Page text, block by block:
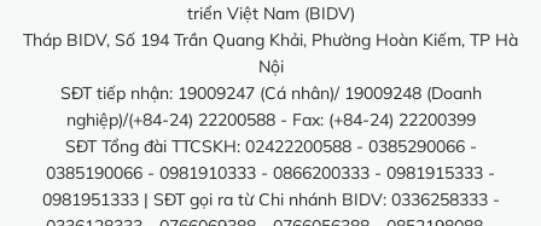
triển Việt Nam (BIDV)
Tháp BIDV, Số 194 Trần Quang Khải, Phường Hoàn Kiếm, TP Hà
Nội
SĐT tiếp nhận: 19009247 (Cá nhân)/ 19009248 (Doanh
nghiệp)/(+84-24) 22200588 - Fax: (+84-24) 22200399
SĐT Tổng đài TTCSKH: 02422200588 - 0385290066 -
0385190066 - 0981910333 - 0866200333 - 0981915333 -
0981951333 | SĐT gọi ra từ Chi nhánh BIDV: 0336258333 -